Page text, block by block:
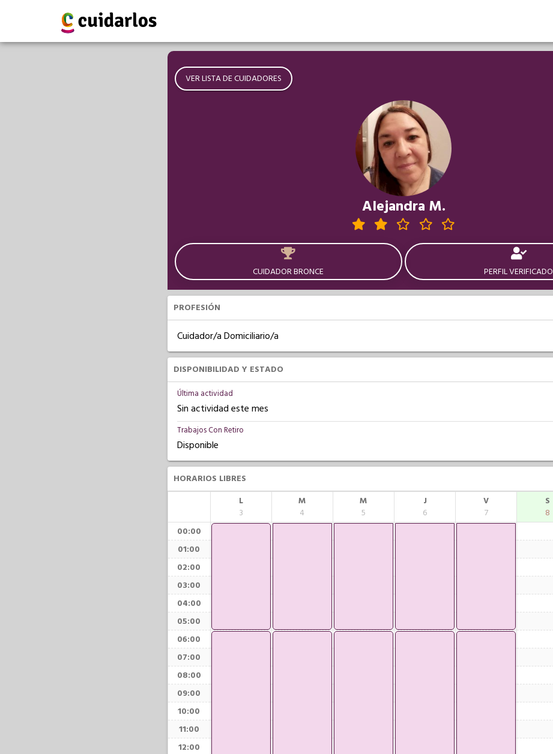
VER LISTA DE CUIDADORES
Alejandra M.
CUIDADOR BRONCE PERFIL VERIFICADO
PROFESIÓN
Cuidador/a Domiciliario/a
DISPONIBILIDAD Y ESTADO
Última actividad
Sin actividad este mes
Trabajos Con Retiro
Disponible
HORARIOS LIBRES
L
3
M
4
M
5
J
6
V
7
S
8
00:00
01:00
02:00
03:00
04:00
05:00
06:00
07:00
08:00
09:00
10:00
11:00
12:00